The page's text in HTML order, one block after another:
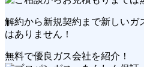
解約から新規契約まで新しいガ
はありません！
無料で優良ガス会社を紹介！